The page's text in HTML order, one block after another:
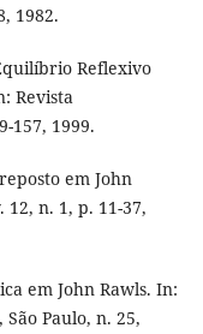
1982.
Reflexivo
Revista
157, 1999.
em John
12, n. 1, p. 11-37,
em John Rawls. In:
Paulo, n. 25,